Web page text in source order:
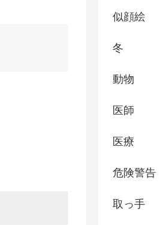
似顔絵
冬
動物
医師
医療
危険警告
取っ手